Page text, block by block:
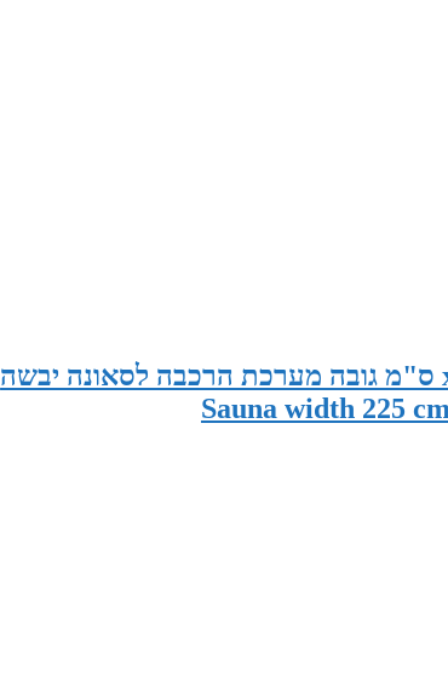
סאונה במידות 225 ס"מ רוחב x 185 ס"מ עומק x 200 ס"מ גובה מערכת הרכבה לסאונה יבשה